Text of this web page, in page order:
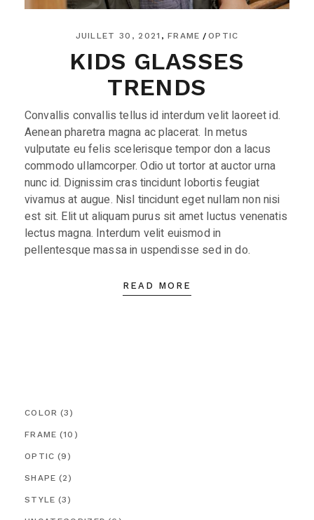
JUILLET 30, 2021 FRAME OPTIC
KIDS GLASSES
TRENDS
Convallis convallis tellus id interdum velit laoreet id.
Aenean pharetra magna ac placerat. In metus
vulputate eu felis scelerisque tempor don a lacus
commodo ullamcorper. Odio ut tortor at auctor urna
nunc id. Dignissim cras tincidunt lobortis feugiat
vivamus at augue. Nisl tincidunt eget nullam non nisi
est sit. Elit ut aliquam purus sit amet luctus venenatis
lectus magna. Interdum velit euismod in
pellentesque massa in uspendisse sed in do.
READ MORE
COLOR (3)
FRAME (10)
OPTIC (9)
SHAPE (2)
STYLE (3)